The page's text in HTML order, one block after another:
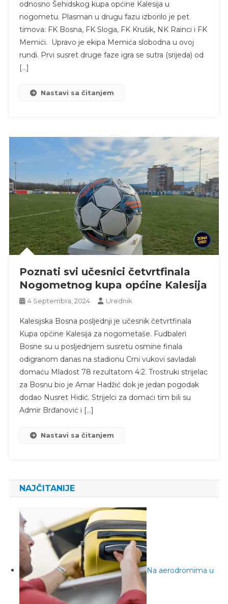
odnosno Šehidskog kupa općine Kalesija u
nogometu. Plasman u drugu fazu izborilo je pet
timova: FK Bosna, FK Sloga, FK Krušik, NK Rainci i FK
Memići. Upravo je ekipa Memića slobodna u ovoj
rundi. Prvi susret druge faze igra se sutra (srijeda) od
[…]
Nastavi sa čitanjem
Poznati svi učesnici četvrtfinala
Nogometnog kupa općine Kalesija
4 Septembra, 2024 Urednik
Kalesijska Bosna posljednji je učesnik četvrtfinala
Kupa općine Kalesija za nogometaše. Fudbaleri
Bosne su u posljednjem susretu osmine finala
odigranom danas na stadionu Crni vukovi savladali
domaću Mladost 78 rezultatom 4:2. Trostruki strijelac
za Bosnu bio je Amar Hadžić dok je jedan pogodak
dodao Nusret Hidić. Strijelci za domaći tim bili su
Admir Brđanović i […]
Nastavi sa čitanjem
NAJČITANIJE
Na aerodromima u